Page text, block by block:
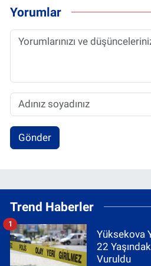
Yorumlar
Gönder
Trend Haberler
Yüksekova
22
Vuruldu
1